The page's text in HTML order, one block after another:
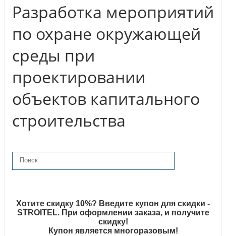
Разработка мероприятий
по охране окружающей
среды при
проектировании
объектов капитального
строительства
Хотите скидку 10%? Введите купон для скидки -
STROITEL. При оформлении заказа, и получите
скидку!
Купон является многоразовым!